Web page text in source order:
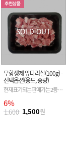
SOLD OUT
무항생제 앞다리살(100g) -
선택옵션(용도, 중량)
현재 표기되는 판매가는 2등급
금액은 자동 변경 됩니다.
6%
1,600 1,500원